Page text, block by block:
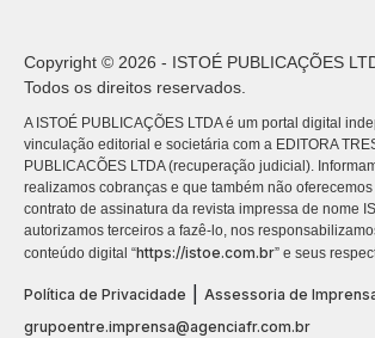
Copyright © 2026 - ISTOÉ PUBLICAÇÕES
Todos os direitos reservados.
A ISTOÉ PUBLICAÇÕES LTDA é um portal digital
vinculação editorial e societária com a EDITORA
PUBLICACÕES LTDA (recuperação judicial).
realizamos cobranças e que também não
contrato de assinatura da revista impressa de nome
autorizamos terceiros a fazê-lo, nos
conteúdo digital “https://istoe.com.br” e seus
Política de Privacidade
Assessoria de
grupoentre.imprensa@agenciafr.com.br